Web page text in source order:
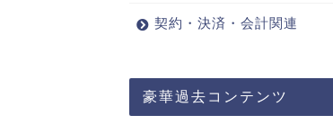
契約・決済・会計関連
豪華過去コンテンツ